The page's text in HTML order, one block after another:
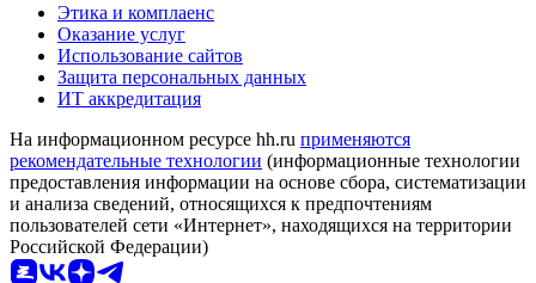
Этика и комплаенс
Оказание услуг
Использование сайтов
Защита персональных данных
ИТ аккредитация
На информационном ресурсе hh.ru применяются
рекомендательные технологии (информационные технологии
предоставления информации на основе сбора, систематизации
и анализа сведений, относящихся к предпочтениям
пользователей сети «Интернет», находящихся на территории
Российской Федерации)